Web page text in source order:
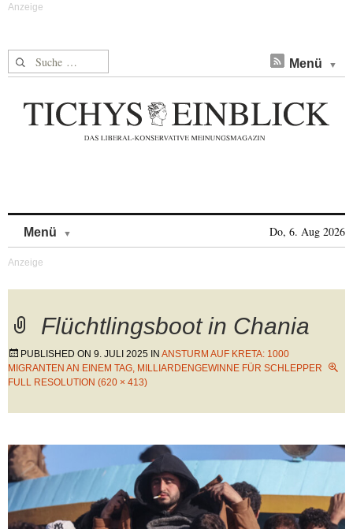
Suche nach: Menü
Menü Do, 6. Aug 2026
Flüchtlingsboot in Chania
PUBLISHED ON 9. JULI 2025 IN ANSTURM AUF KRETA: 1000
MIGRANTEN AN EINEM TAG, MILLIARDENGEWINNE FÜR SCHLEPPER
FULL RESOLUTION (620 × 413)